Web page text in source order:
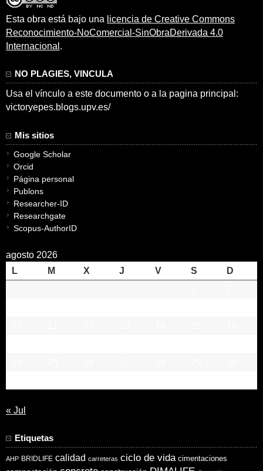
Esta obra está bajo una licencia de Creative Commons
Reconocimiento-NoComercial-SinObraDerivada 4.0
Internacional .
NO PLAGIES, VINCULA
Usa el vínculo a este documento o a la pagina principal:
victoryepes.blogs.upv.es/
Mis sitios
Google Scholar
Orcid
Página personal
Publons
Researcher-ID
Researchgate
Scopus-AuthorID
agosto 2026
L
M X J V S
D
« Jul
Etiquetas
AHP BRIDLIFE calidad carreteras ciclo de vida cimentaciones